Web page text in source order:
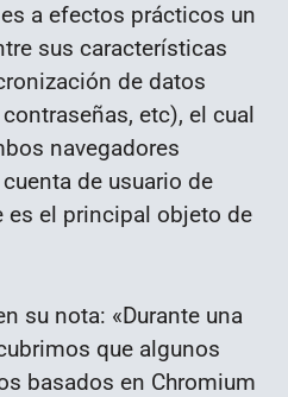
a efectos prácticos un
sus características
de datos
etc), el cual
navegadores
de usuario de
es el principal objeto de
su nota: «Durante una
que algunos
basados ​​en Chromium